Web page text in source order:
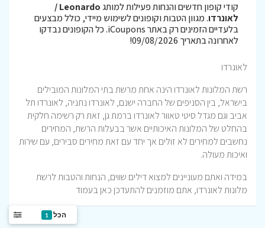
קודי קופון חדשים והנחות פעילות למותג
Leonardo /
לאונרדו. מגוון הטבות וקופונים לשימוש מיידי, כולל מבצעים
בלעדיים הזמינים רק באתר iCoupons. כל הקופונים נבדקו
לאחרונה בתאריך 09/08/2026!
לאונרדו
רשת המלונות לאונרדו הינה אחת מרשת בתי המלונות המובילים
בישראל, בין הסניפים של החברה ישנם, לאונרדו נתניה, לאונרדו תל
אביב וגם מגדל סיטי טאוור לאונרדו ברמת גן, זאת רק רשימה חלקית
בהחלט של המלונות האיכותיים אשר בבעלות הרשת, המחירים
נחשבים למחירים לא זולים אך יחד עם זאת מחירים סבירים, עם שירות
ואיכות מעולה.
במידה ואתם מעוניינים למצוא דילים שווים, הנחות והטבות לרשת
מלונות לאונרדו, אתם מוזמנים להתעדכן כאן בעמוד
הכל 1